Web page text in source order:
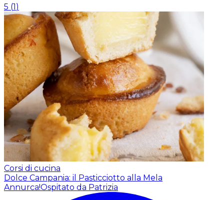
5 (1)
Corsi di cucina
Dolce Campania: il Pasticciotto alla Mela
Annurca!Ospitato da Patrizia